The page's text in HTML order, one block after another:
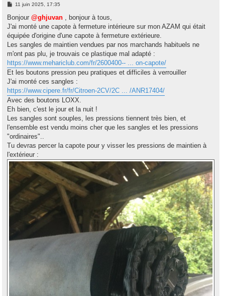
M
s
a
g
e
11 juin 2025, 17:35
Bonjour @ghjuvan , bonjour à tous,
J'ai monté une capote à fermeture intérieure sur mon AZAM qui était
équipée d'origine d'une capote à fermeture extérieure.
Les sangles de maintien vendues par nos marchands habituels ne
m'ont pas plu, je trouvais ce plastique mal adapté :
https://www.mehariclub.com/fr/2600400-- ... on-capote/
Et les boutons pression peu pratiques et difficiles à verrouiller
J'ai monté ces sangles :
https://www.cipere.fr/fr/Citroen-2CV/2C ... /ANR17404/
Avec des boutons LOXX.
Eh bien, c'est le jour et la nuit !
Les sangles sont souples, les pressions tiennent très bien, et
l'ensemble est vendu moins cher que les sangles et les pressions
"ordinaires"..
Tu devras percer la capote pour y visser les pressions de maintien à
l'extérieur :